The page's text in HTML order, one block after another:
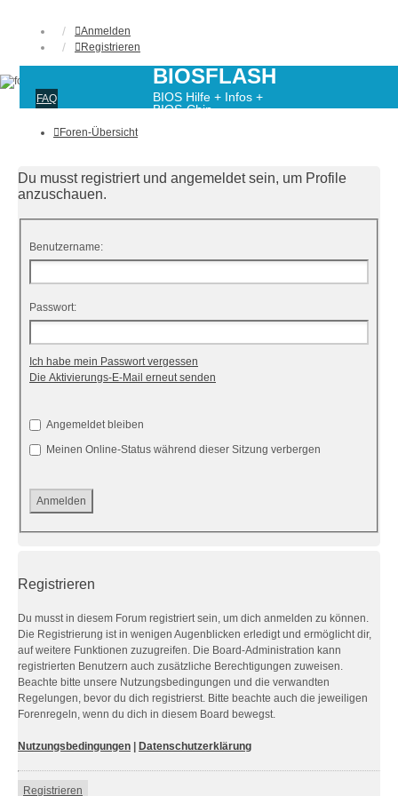
Anmelden
Registrieren
BIOSFLASH
BIOS Hilfe + Infos +
BIOS-Chip-
FAQ
Foren-Übersicht
Du musst registriert und angemeldet sein, um Profile
anzuschauen.
Benutzername:
Passwort:
Ich habe mein Passwort vergessen
Die Aktivierungs-E-Mail erneut senden
Angemeldet bleiben
Meinen Online-Status während dieser Sitzung verbergen
Registrieren
Du musst in diesem Forum registriert sein, um dich anmelden zu können.
Die Registrierung ist in wenigen Augenblicken erledigt und ermöglicht dir,
auf weitere Funktionen zuzugreifen. Die Board-Administration kann
registrierten Benutzern auch zusätzliche Berechtigungen zuweisen.
Beachte bitte unsere Nutzungsbedingungen und die verwandten
Regelungen, bevor du dich registrierst. Bitte beachte auch die jeweiligen
Forenregeln, wenn du dich in diesem Board bewegst.
Nutzungsbedingungen | Datenschutzerklärung
Registrieren